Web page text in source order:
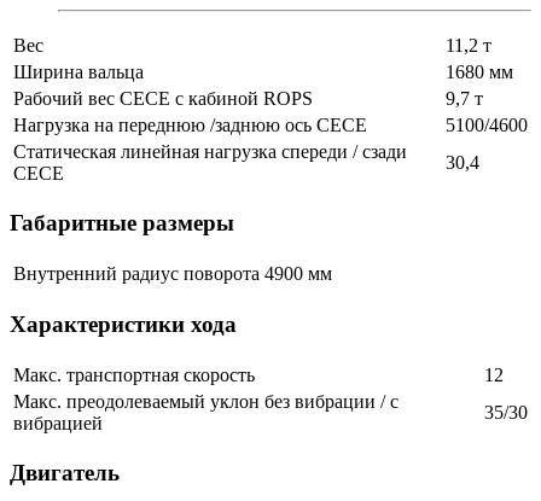
Вес
11,2 т
Ширина вальца
1680 мм
Рабочий вес СЕСЕ с кабиной ROPS
9,7 т
Нагрузка на переднюю /заднюю ось СЕСЕ
5100/4600
Статическая линейная нагрузка спереди / сзади
СЕСЕ
30,4
Габаритные размеры
Внутренний радиус поворота 4900 мм
Характеристики хода
Макс. транспортная скорость
12
Макс. преодолеваемый уклон без вибрации / с
вибрацией
35/30
Двигатель